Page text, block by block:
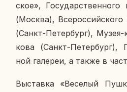
ское»,
(Москва),
(Санкт-Пе­тер­бург),
ко­ва (Санкт-Пе­тер­бург),
ной га­ле­реи, а также в
Вы­став­ка «Ве­се­лый